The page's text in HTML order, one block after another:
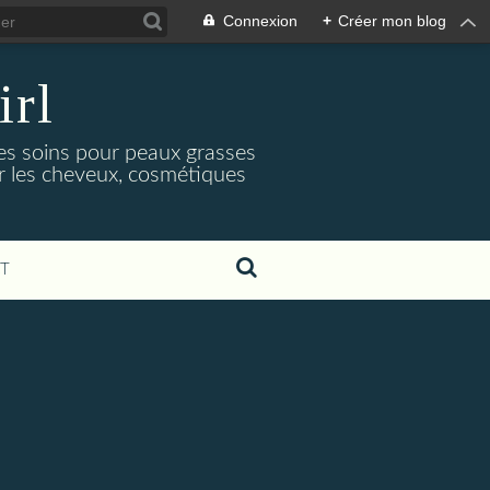
Connexion + Créer mon blog
soins pour peaux grasses
les cheveux, cosmétiques